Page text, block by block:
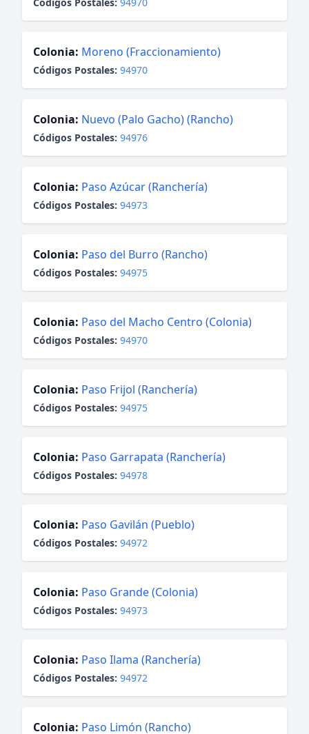
Colonia: Moreno (Fraccionamiento)
Códigos Postales: 94970
Colonia: Nuevo (Palo Gacho) (Rancho)
Códigos Postales: 94976
Colonia: Paso Azúcar (Ranchería)
Códigos Postales: 94973
Colonia: Paso del Burro (Rancho)
Códigos Postales: 94975
Colonia: Paso del Macho Centro (Colonia)
Códigos Postales: 94970
Colonia: Paso Frijol (Ranchería)
Códigos Postales: 94975
Colonia: Paso Garrapata (Ranchería)
Códigos Postales: 94978
Colonia: Paso Gavilán (Pueblo)
Códigos Postales: 94972
Colonia: Paso Grande (Colonia)
Códigos Postales: 94973
Colonia: Paso Ilama (Ranchería)
Códigos Postales: 94972
Colonia: Paso Limón (Rancho)